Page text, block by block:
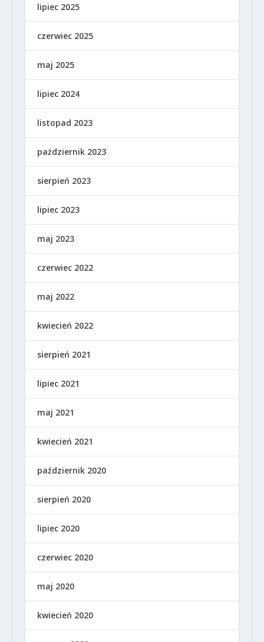
lipiec 2025
czerwiec 2025
maj 2025
lipiec 2024
listopad 2023
październik 2023
sierpień 2023
lipiec 2023
maj 2023
czerwiec 2022
maj 2022
kwiecień 2022
sierpień 2021
lipiec 2021
maj 2021
kwiecień 2021
październik 2020
sierpień 2020
lipiec 2020
czerwiec 2020
maj 2020
kwiecień 2020